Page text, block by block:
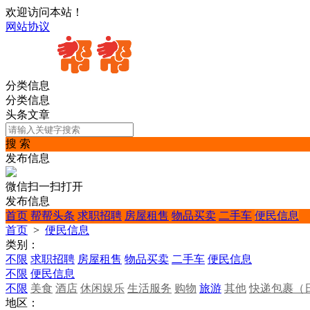
欢迎访问本站！
网站协议
分类信息
分类信息
头条文章
搜 索
发布信息
微信扫一扫打开
发布信息
首页 帮帮头条 求职招聘 房屋租售 物品买卖 二手车 便民信息
首页 > 便民信息
类别：
不限 求职招聘 房屋租售 物品买卖 二手车 便民信息
不限 便民信息
不限 美食 酒店 休闲娱乐 生活服务 购物 旅游 其他 快递包裹（
地区：